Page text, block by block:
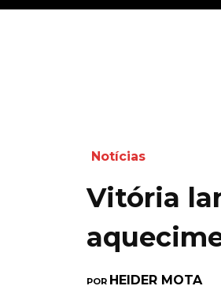
Notícias
Vitória
POR HEIDER MOTA